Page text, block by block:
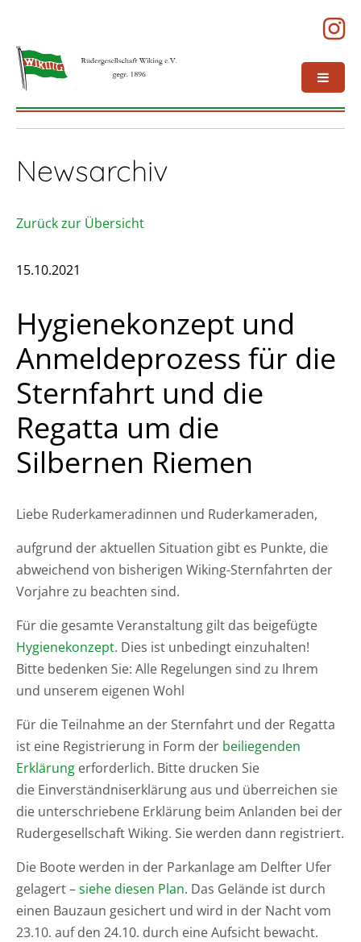
Newsarchiv
Zurück zur Übersicht
15.10.2021
Hygienekonzept und
Anmeldeprozess für die
Sternfahrt und die
Regatta um die
Silbernen Riemen
Liebe Ruderkameradinnen und Ruderkameraden,
aufgrund der aktuellen Situation gibt es Punkte, die
abweichend von bisherigen Wiking-Sternfahrten der
Vorjahre zu beachten sind.
Für die gesamte Veranstaltung gilt das beigefügte
Hygienekonzept. Dies ist unbedingt einzuhalten!
Bitte bedenken Sie: Alle Regelungen sind zu Ihrem
und unserem eigenen Wohl
Für die Teilnahme an der Sternfahrt und der Regatta
ist eine Registrierung in Form der beiliegenden
Erklärung erforderlich. Bitte drucken Sie
die Einverständniserklärung aus und überreichen sie
die unterschriebene Erklärung beim Anlanden bei der
Rudergesellschaft Wiking. Sie werden dann registriert.
Die Boote werden in der Parkanlage am Delfter Ufer
gelagert –siehe diesen Plan. Das Gelände ist durch
einen Bauzaun gesichert und wird in der Nacht vom
23.10. auf den 24.10. durch eine Aufsicht bewacht.